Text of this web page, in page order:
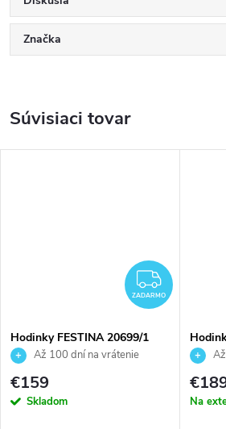
Značka
Súvisiaci tovar
ZADARMO
Hodinky FESTINA 20699/1
Až 100 dní na vrátenie
tovaru. Autorizovaný predajca.
€159
Skladom
tovaru.
Na